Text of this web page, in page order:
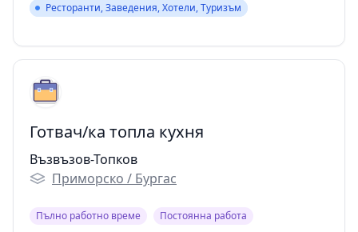
Ресторанти, Заведения, Хотели, Туризъм
Ресторанти, Заведения, Хотели, Туризъм
Готвач/ка топла кухня
Възвъзов-Топков
Приморско / Бургас
Пълно работно време Постоянна работа